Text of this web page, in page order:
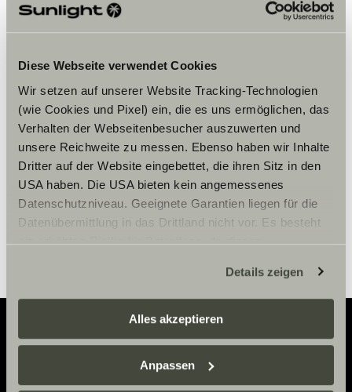
Diese Webseite verwendet Cookies
Wir setzen auf unserer Website Tracking-Technologien
(wie Cookies und Pixel) ein, die es uns ermöglichen, das
Verhalten der Webseitenbesucher auszuwerten und
unsere Reichweite zu messen. Ebenso haben wir Inhalte
Dritter auf der Website eingebettet, die ihren Sitz in den
USA haben. Die USA bieten kein angemessenes
Datenschutzniveau. Geeignete Garantien liegen für die
Datenübermittlung in das Drittland nicht vor. Es besteht
ein erhöhtes Risiko für Betroffene, da diesen
zustehen. Eingesetzte Dienstleister können Daten für
eigene Zwecke verarbeiten und mit anderen Daten
zusammenführen. Weitere Informationen finden Sie hier:
Datenschutzerklärung
einzelne Cookies/Dienste in den Einstellungen aus,
Details zeigen
Alles akzeptieren
Anpassen
marketingové soubory cookie.
Nastavení souborů cookie
Adventure